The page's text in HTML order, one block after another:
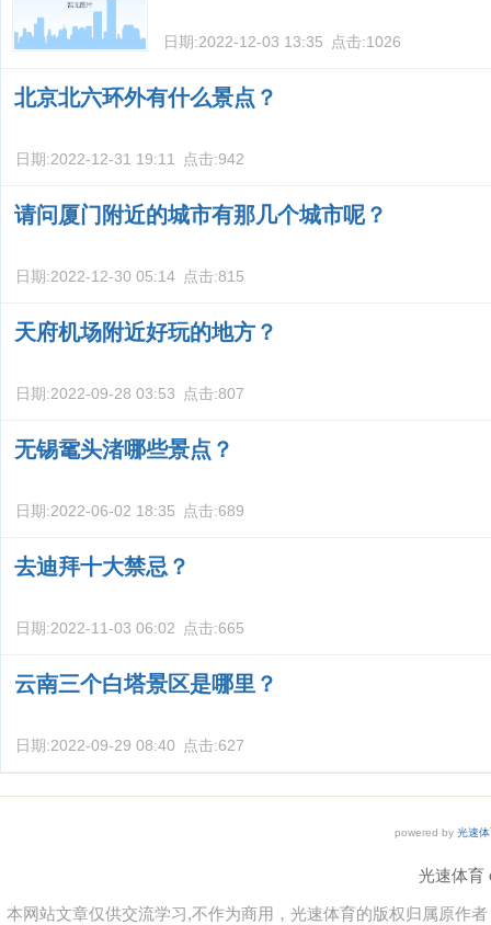
日期:2022-12-03 13:35 点击:1026
北京北六环外有什么景点？
日期:2022-12-31 19:11 点击:942
请问厦门附近的城市有那几个城市呢？
日期:2022-12-30 05:14 点击:815
天府机场附近好玩的地方？
日期:2022-09-28 03:53 点击:807
无锡鼋头渚哪些景点？
日期:2022-06-02 18:35 点击:689
去迪拜十大禁忌？
日期:2022-11-03 06:02 点击:665
云南三个白塔景区是哪里？
日期:2022-09-29 08:40 点击:627
powered by 光速
光速体育
本网站文章仅供交流学习,不作为商用，光速体育的版权归属原作